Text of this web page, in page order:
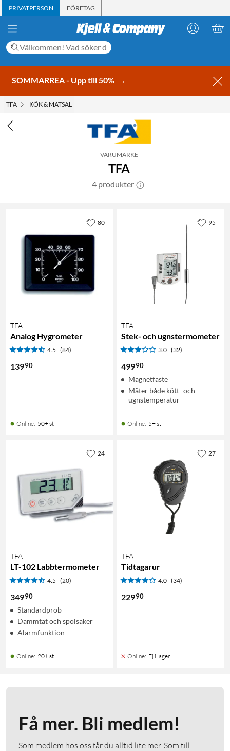
PRIVATPERSON FÖRETAG
SOMMARREA - Upp till 50% →
TFA KÖK & MATSAL
VARUMÄRKE
TFA
4 produkter
TFA
Analog Hygrometer
4.5 (84)
13990
Online: 50+ st
80
TFA
Stek- och ugnstermometer
3.0 (32)
49990
Magnetfäste
Mäter både kött- och
ugnstemperatur
Online: 5+ st
95
TFA
LT-102 Labbtermometer
4.5 (20)
34990
Standardprob
Dammtät och spolsäker
Alarmfunktion
Online: 20+ st
24
TFA
Tidtagarur
4.0 (34)
22990
Online: Ej i lager
27
Få mer. Bli medlem!
Som medlem hos oss får du alltid lite mer. Som till